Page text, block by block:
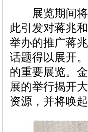
展览期间将
此引发对蒋兆
举办的推广蒋
话题得以展开
的重要展览。
展的举行揭开
资源，并将唤